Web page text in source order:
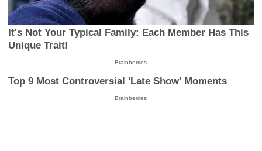
It's Not Your Typical Family: Each Member Has This
Unique Trait!
Brainberries
Top 9 Most Controversial 'Late Show' Moments
Brainberries